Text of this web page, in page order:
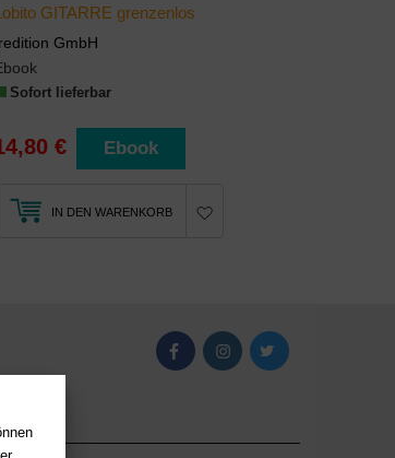
Lobito GITARRE grenzenlos
GmbH
Sofort lieferbar
€ Ebook
IN DEN WARENKORB